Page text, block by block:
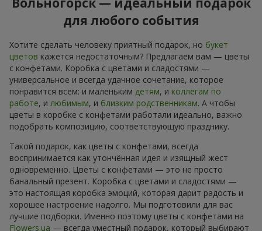
для любого события
Хотите сделать человеку приятный подарок, но букет
цветов кажется недостаточным? Предлагаем вам — цветы
с конфетами. Коробка с цветами и сладостями —
универсальное и всегда удачное сочетание, которое
понравится всем: и маленьким детям, и коллегам по
работе, и любимым, и близким родственникам. А чтобы
цветы в коробке с конфетами работали идеально, важно
подобрать композицию, соответствующую празднику.
Такой подарок, как цветы с конфетами, всегда
воспринимается как утончённая идея и изящный жест
одновременно. Цветы с конфетами — это не просто
банальный презент. Коробка с цветами и сладостями —
это настоящая коробка эмоций, которая дарит радость и
хорошее настроение надолго. Мы подготовили для вас
лучшие подборки. Именно поэтому цветы с конфетами на
Flowers.ua — всегда уместный подарок, который выбирают